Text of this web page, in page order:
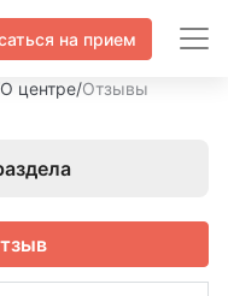
на прием
О центре/Отзывы